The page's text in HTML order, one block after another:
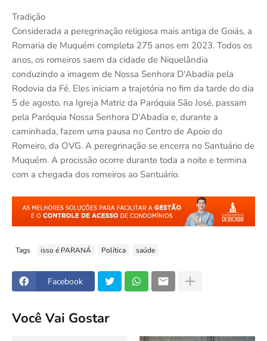
Tradição
Considerada a peregrinação religiosa mais antiga de Goiás, a
Romaria de Muquém completa 275 anos em 2023. Todos os
anos, os romeiros saem da cidade de Niquelândia
conduzindo a imagem de Nossa Senhora D'Abadia pela
Rodovia da Fé. Eles iniciam a trajetória no fim da tarde do dia
5 de agosto, na Igreja Matriz da Paróquia São José, passam
pela Paróquia Nossa Senhora D'Abadia e, durante a
caminhada, fazem uma pausa no Centro de Apoio do
Romeiro, da OVG. A peregrinação se encerra no Santuário de
Muquém. A procissão ocorre durante toda a noite e termina
com a chegada dos romeiros ao Santuário.
Tags isso é PARANÁ Política saúde
Facebook
Você Vai Gostar